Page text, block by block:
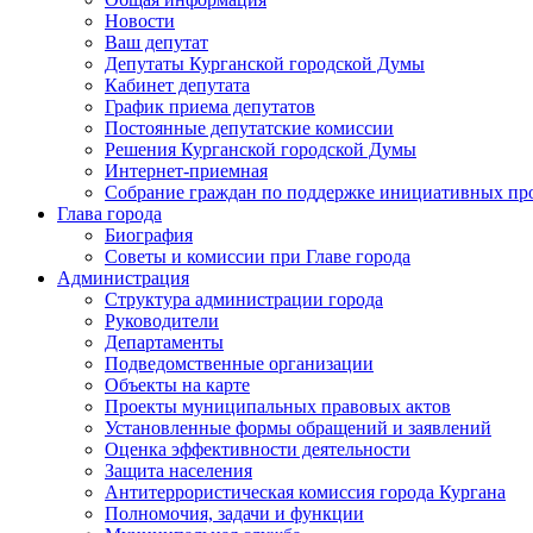
Новости
Ваш депутат
Депутаты Курганской городской Думы
Кабинет депутата
График приема депутатов
Постоянные депутатские комиссии
Решения Курганской городской Думы
Интернет-приемная
Собрание граждан по поддержке инициативных
Глава города
Биография
Советы и комиссии при Главе города
Администрация
Структура администрации города
Руководители
Департаменты
Подведомственные организации
Объекты на карте
Проекты муниципальных правовых актов
Установленные формы обращений и заявлений
Оценка эффективности деятельности
Защита населения
Антитеррористическая комиссия города Кургана
Полномочия, задачи и функции